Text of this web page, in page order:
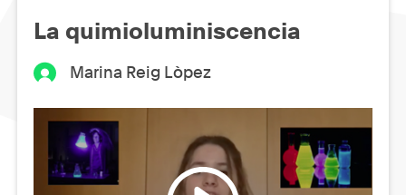
La quimioluminiscencia
Marina Reig Lòpez